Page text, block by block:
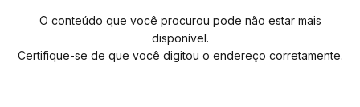
O conteúdo que você procurou pode não estar mais
disponível.
Certifique-se de que você digitou o endereço corretamente.